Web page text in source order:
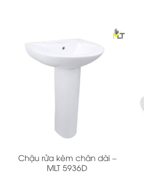
Chậu rửa kèm chân dài –
MLT 5936D